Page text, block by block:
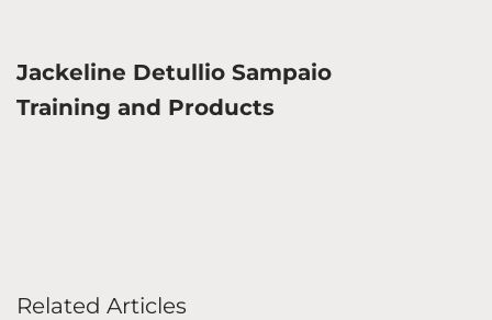
Jackeline Detullio Sampaio
Training and Products
Related Articles